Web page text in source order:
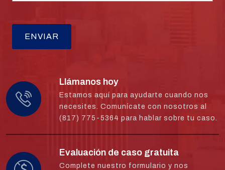
Llámanos hoy
Estamos aquí para ayudarte cuando nos
necesites. Comunícate con nosotros al
(817) 775-5364 para hablar sobre tu caso.
Evaluación de caso gratuita
Complete nuestro formulario y nos